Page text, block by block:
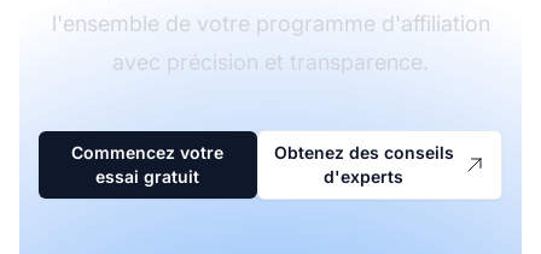
l'ensemble de votre programme d'affiliation
avec précision et transparence.
Commencez votre
essai gratuit
Obtenez des conseils
d'experts